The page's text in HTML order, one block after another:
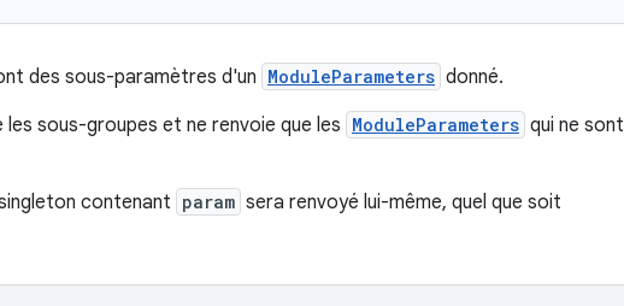
des sous-paramètres d'un ModuleParameters donné.
sous-groupes et ne renvoie que les ModuleParameters qui ne sont
contenant param sera renvoyé lui-même, quel que soit